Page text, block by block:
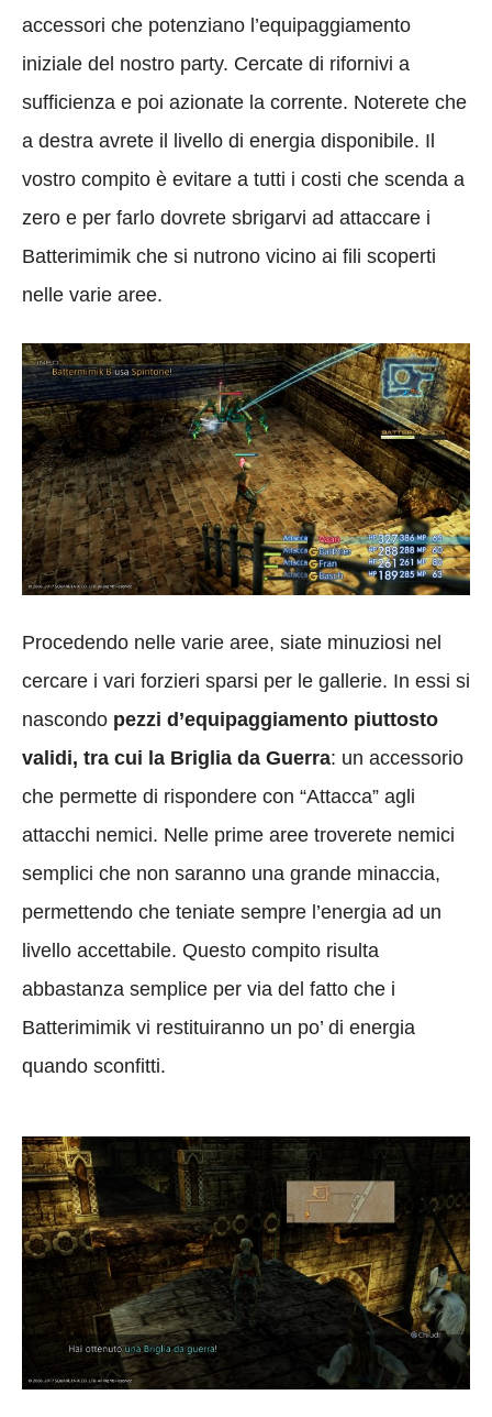
accessori che potenziano l’equipaggiamento
iniziale del nostro party. Cercate di rifornivi a
sufficienza e poi azionate la corrente. Noterete che
a destra avrete il livello di energia disponibile. Il
vostro compito è evitare a tutti i costi che scenda a
zero e per farlo dovrete sbrigarvi ad attaccare i
Batterimimik che si nutrono vicino ai fili scoperti
nelle varie aree.
Procedendo nelle varie aree, siate minuziosi nel
cercare i vari forzieri sparsi per le gallerie. In essi si
nascondo pezzi d’equipaggiamento piuttosto
validi, tra cui la Briglia da Guerra: un accessorio
che permette di rispondere con “Attacca” agli
attacchi nemici. Nelle prime aree troverete nemici
semplici che non saranno una grande minaccia,
permettendo che teniate sempre l’energia ad un
livello accettabile. Questo compito risulta
abbastanza semplice per via del fatto che i
Batterimimik vi restituiranno un po’ di energia
quando sconfitti.